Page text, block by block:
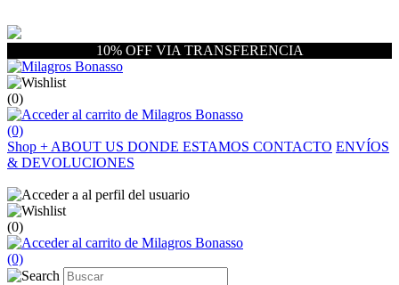
10% OFF VIA TRANSFERENCIA
(0)
(0)
Shop + ABOUT US DONDE ESTAMOS CONTACTO ENVÍOS
& DEVOLUCIONES
(0)
(0)